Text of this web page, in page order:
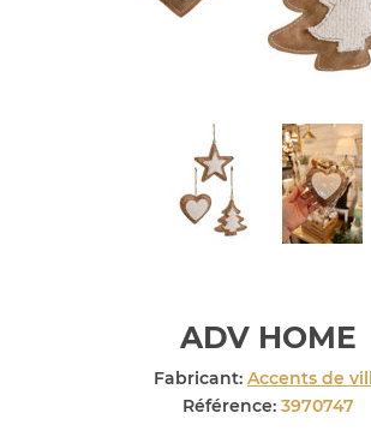
ADV HOME
Fabricant: Accents de
Référence: 3970747